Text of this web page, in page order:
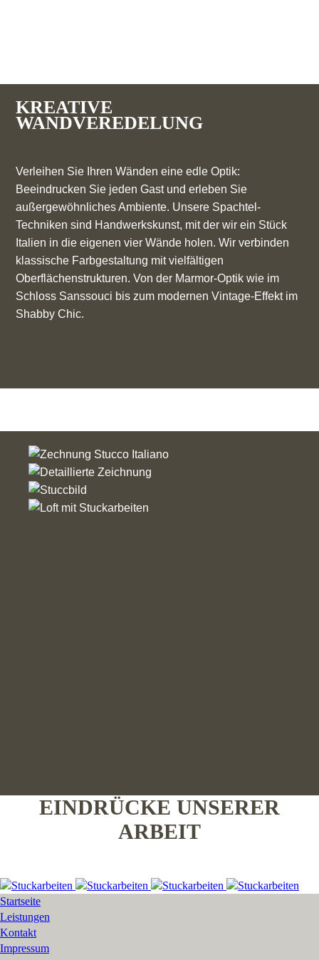
KREATIVE
WANDVEREDELUNG
Verleihen Sie Ihren Wänden eine edle Optik:
Beeindrucken Sie jeden Gast und erleben Sie
außergewöhnliches Ambiente. Unsere Spachtel-
Techniken sind Handwerkskunst, mit der wir ein Stück
Italien in die eigenen vier Wände holen. Wir verbinden
klassische Farbgestaltung mit vielfältigen
Oberflächenstrukturen. Von der Marmor-Optik wie im
Schloss Sanssouci bis zum modernen Vintage-Effekt im
Shabby Chic.
EINDRÜCKE UNSERER
ARBEIT
Startseite
Leistungen
Kontakt
Impressum